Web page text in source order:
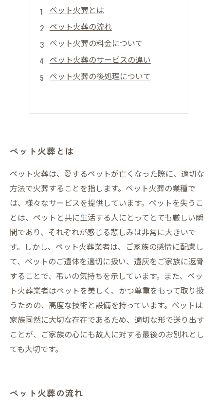
ペット火葬とは
ペット火葬の流れ
ペット火葬の料金について
ペット火葬のサービスの違い
ペット火葬の後処理について
ペット火葬とは
ペット火葬は、愛するペットが亡くなった際に、適切な
方法で火葬することを指します。ペット火葬の業種で
は、様々なサービスを提供しています。ペットを失うこ
とは、ペットと共に生活する人にとってとても厳しい瞬
間であり、それぞれが感じる悲しみは非常に大きいで
す。しかし、ペット火葬業者は、ご家族の感情に配慮し
て、ペットのご遺体を適切に扱い、遺灰をご家族に返骨
することで、弔いの気持ちを示しています。また、ペッ
ト火葬業者はペットを美しく、かつ尊重をもって取り扱
うための、高度な技術と設備を持っています。ペットは
家族同然に大切な存在であるため、適切な形で送り出す
ことが、ご家族の心にも故人に対する最後のお別れとし
ても大切です。
ペット火葬の流れ